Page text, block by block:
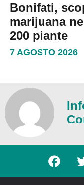
Bonifati,
marijuana
200 piante
7 AGOSTO 2026